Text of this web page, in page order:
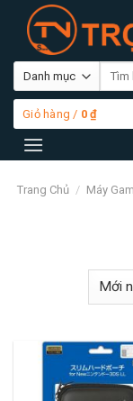
content
Tìm
Giỏ hàng / 0₫
Trang Chủ / Máy